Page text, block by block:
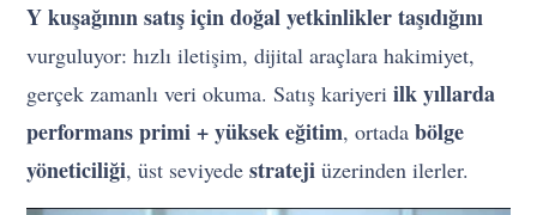
Y kuşağının satış için doğal yetkinlikler taşıdığını
vurguluyor: hızlı iletişim, dijital araçlara hakimiyet,
gerçek zamanlı veri okuma. Satış kariyeriilk yıllarda
performans primi + yüksek eğitim, ortadabölge
yöneticiliği, üst seviyedestrateji üzerinden ilerler.